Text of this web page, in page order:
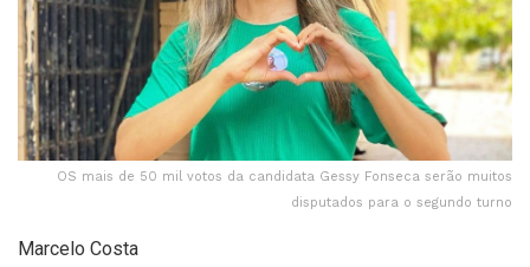
OS mais de 50 mil votos da candidata Gessy Fonseca serão muitos
disputados para o segundo turno
Marcelo Costa